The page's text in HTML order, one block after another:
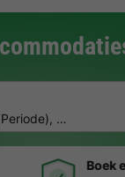
Periode), 2
en zonder stress